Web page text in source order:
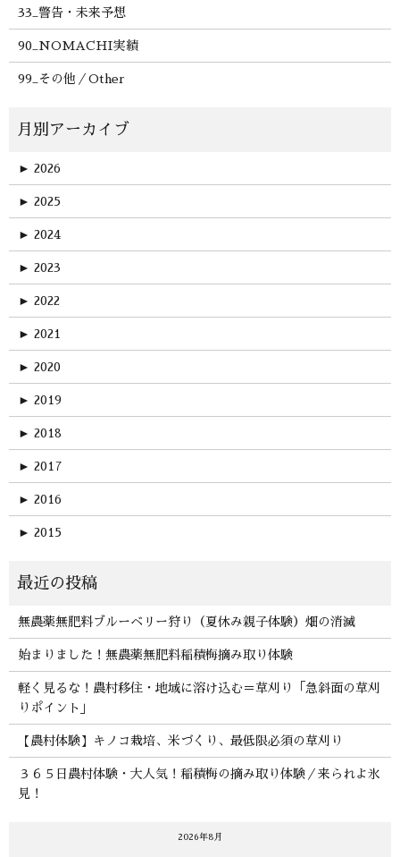
33_警告・未来予想
90_NOMACHI実績
99_その他／Other
► 2026
► 2025
► 2024
► 2023
► 2022
► 2021
► 2020
► 2019
► 2018
► 2017
► 2016
► 2015
無農薬無肥料ブルーベリー狩り（夏休み親子体験）畑の消滅
始まりました！無農薬無肥料稲積梅摘み取り体験
軽く見るな！農村移住・地域に溶け込む＝草刈り「急斜面の草刈
りポイント」
【農村体験】キノコ栽培、米づくり、最低限必須の草刈り
３６５日農村体験・大人気！稲積梅の摘み取り体験／来られよ氷
見！
2026年8月